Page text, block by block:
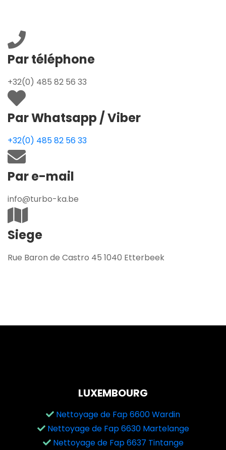
Par téléphone
+32(0) 485 82 56 33
Par Whatsapp / Viber
+32(0) 485 82 56 33
Par e-mail
info@turbo-ka.be
Siege
Rue Baron de Castro 45 1040 Etterbeek
LUXEMBOURG
Nettoyage de Fap 6600 Wardin
Nettoyage de Fap 6630 Martelange
Nettoyage de Fap 6637 Tintange